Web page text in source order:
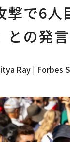
撃で6人
との発
Ray | Forbes